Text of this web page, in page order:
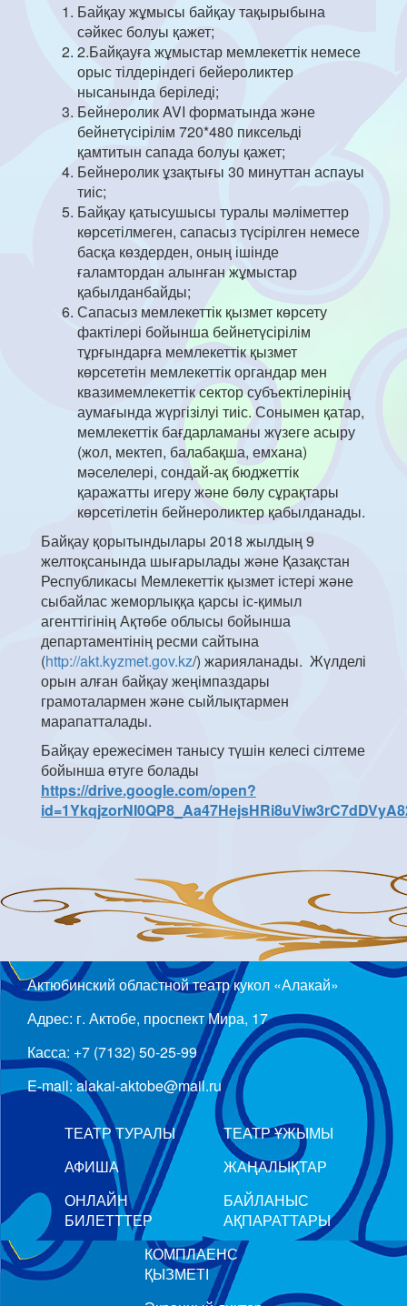
Байқау жұмысы байқау тақырыбына
сәйкес болуы қажет;
2.Байқауға жұмыстар мемлекеттік немесе
орыс тілдеріндегі бейероликтер
нысанында беріледі;
Бейнеролик AVI форматында және
бейнетүсірілім 720*480 пиксельді
қамтитын сапада болуы қажет;
Бейнеролик ұзақтығы 30 минуттан аспауы
тиіс;
Байқау қатысушысы туралы мәліметтер
көрсетілмеген, сапасыз түсірілген немесе
басқа көздерден, оның ішінде
ғаламтордан алынған жұмыстар
қабылданбайды;
Сапасыз мемлекеттік қызмет көрсету
фактілері бойынша бейнетүсірілім
тұрғындарға мемлекеттік қызмет
көрсететін мемлекеттік органдар мен
квазимемлекеттік сектор субъектілерінің
аумағында жүргізілуі тиіс. Сонымен қатар,
мемлекеттік бағдарламаны жүзеге асыру
(жол, мектеп, балабақша, емхана)
мәселелері, сондай-ақ бюджеттік
қаражатты игеру және бөлу сұрақтары
көрсетілетін бейнероликтер қабылданады.
Байқау қорытындылары 2018 жылдың 9
желтоқсанында шығарылады және Қазақстан
Республикасы Мемлекеттік қызмет істері және
сыбайлас жеморлыққа қарсы іс-қимыл
агенттігінің Ақтөбе облысы бойынша
департаментінің ресми сайтына
(http://akt.kyzmet.gov.kz/) жарияланады. Жүлделі
орын алған байқау жеңімпаздары
грамоталармен және сыйлықтармен
марапатталады.
Байқау ережесімен танысу түшін келесі сілтеме
бойынша өтуге болады
https://drive.google.com/open?
Актюбинский областной театр кукол «Алакай»
Адрес: г. Актобе, проспект Мира, 17
Касса: +7 (7132) 50-25-99
E-mail: alakai-aktobe@mail.ru
ТЕАТР ТУРАЛЫ
ТЕАТР ҰЖЫМЫ
АФИША
ЖАҢАЛЫҚТАР
ОНЛАЙН
БИЛЕТТТЕР
БАЙЛАНЫС
АҚПАРАТТАРЫ
КОМПЛАЕНС
ҚЫЗМЕТІ